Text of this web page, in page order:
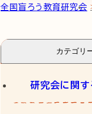
全国盲ろう教育研究会
カテゴリ
研究会に関す